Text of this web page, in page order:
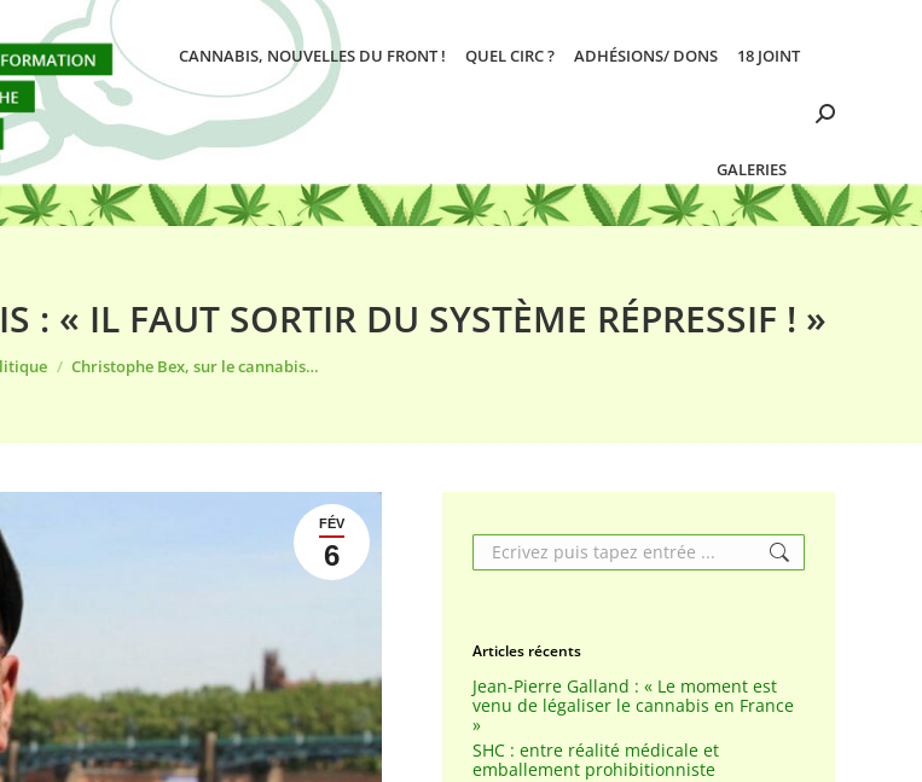
CANNABIS, NOUVELLES DU FRONT ! QUEL CIRC ? ADHÉSIONS/ DONS 18 JOINT
GALERIES
Search:
: « IL FAUT SORTIR DU SYSTÈME RÉPRESSIF ! »
Christophe Bex, sur le cannabis…
FÉV
6 Search:
Articles récents
Jean-Pierre Galland : « Le moment est
venu de légaliser le cannabis en France
»
SHC : entre réalité médicale et
emballement prohibitionniste